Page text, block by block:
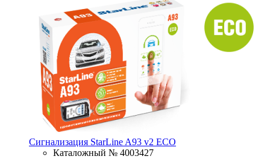
Сигнализация StarLine A93 v2 ECO
Каталожный № 4003427